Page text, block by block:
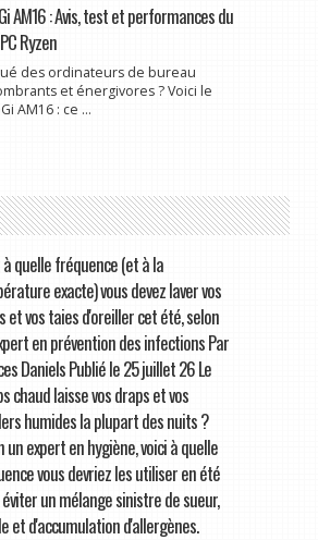
AM16 : Avis, test et performances du
Ryzen
des ordinateurs de bureau
et énergivores ? Voici le
AM16 : ce ...
à quelle fréquence (et à la
exacte) vous devez laver vos
et vos taies d'oreiller cet été, selon
en prévention des infections Par
Daniels Publié le 25 juillet 26 Le
chaud laisse vos draps et vos
humides la plupart des nuits ?
un expert en hygiène, voici à quelle
vous devriez les utiliser en été
un mélange sinistre de sueur,
et d'accumulation d'allergènes.